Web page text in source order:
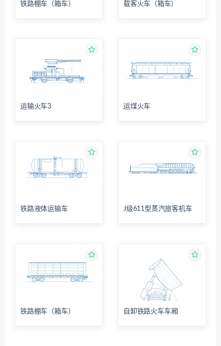
铁路棚车（箱车） 载客火车（箱车)
运输火车3 运煤火车
铁路液体运输车 J级611型蒸汽旅客机车
铁路棚车（箱车） 自卸铁路火车车厢